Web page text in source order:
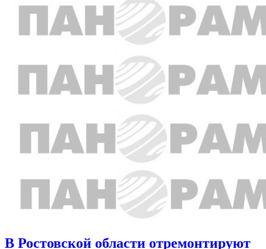
В Ростовской области отремонтируют